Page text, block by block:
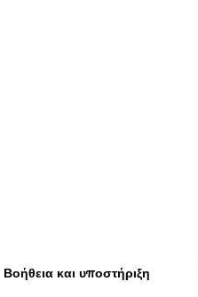
Βοήθεια και υποστήριξη